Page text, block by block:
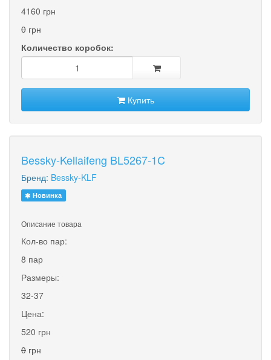
4160 грн
0 грн
Количество коробок:
Купить
Bessky-Kellaifeng BL5267-1C
Бренд: Bessky-KLF
Новинка
Описание товара
Кол-во пар:
8 пар
Размеры:
32-37
Цена:
520 грн
0 грн